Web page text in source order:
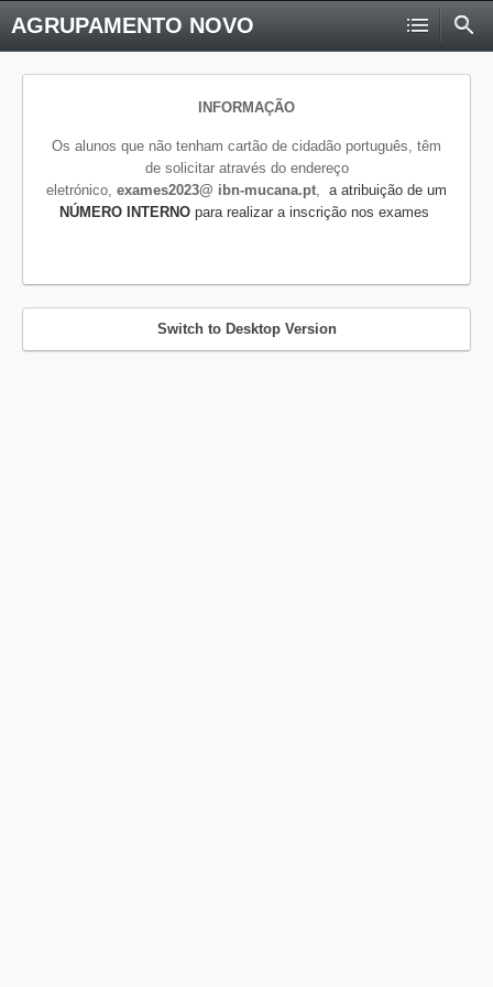
AGRUPAMENTO NOVO
INFORMAÇÃO
Os alunos que não tenham cartão de cidadão português, têm
de solicitar através do endereço
eletrónico, exames2023@ ibn-mucana.pt, a atribuição de um
NÚMERO INTERNO para realizar a inscrição nos exames
Switch to Desktop Version